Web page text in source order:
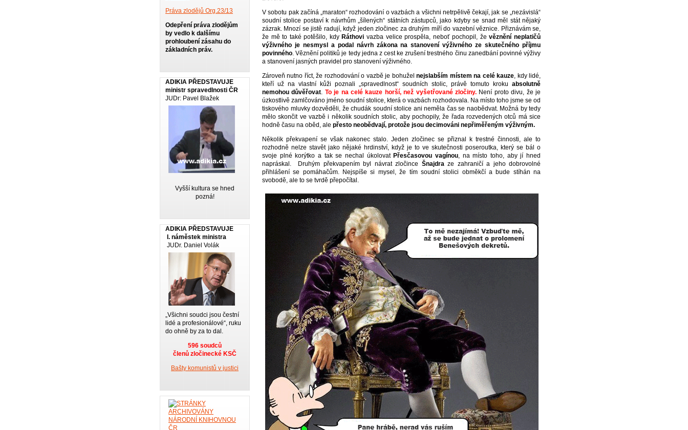
V sobotu pak začíná „maraton“ rozhodování o vazbách a všichni netrpělivě čekají, jak se „nezávislá“
soudní stolice postaví k návrhům „šílených“ státních zástupců, jako kdyby se snad měl stát nějaký
zázrak. Mnozí se jistě radují, když jeden zločinec za druhým míří do vazební věznice. Přiznávám se,
že mě to také potěšilo, kdyRáthovi vazba velice prospěla, neboť pochopil, ževěznění neplatičů
výživného je nesmysl a podal návrh zákona na stanovení výživného ze skutečného příjmu
povinného. Věznění politiků je tedy jedna z cest ke zrušení trestného činu zanedbání povinné výživy
a stanovení jasných pravidel pro stanovení výživného.
Zároveň nutno říct, že rozhodování o vazbě je bohuželnejslabším místem na celé kauze, kdy lidé,
kteří už na vlastní kůži poznali „spravedlnost“ soudních stolic, právě tomuto kroku absolutně
nemohou důvěřovat. To je na celé kauze horší, než vyšetřované zločiny. Není proto divu, že je
úzkostlivě zamlčováno jméno soudní stolice, která o vazbách rozhodovala. Na místo toho jsme se od
tiskového mluvky dozvěděli, že chudák soudní stolice ani neměla čas se naobědvat. Možná by tedy
mělo skončit ve vazbě i několik soudních stolic, aby pochopily, že řada rozvedených otců má sice
hodně času na oběd, ale přesto neobědvají, protože jsou decimováni nepřiměřeným výživným.
Několik překvapení se však nakonec stalo. Jeden zločinec se přiznal k trestné činnosti, ale to
rozhodně nelze stavět jako nějaké hrdinství, když je to ve skutečnosti poseroutka, který se bál o
svoje plné korýtko a tak se nechal úkolovatPřesčasovou vagínou, na místo toho, aby jí hned
napráskal. Druhým překvapením byl návrat zločince Šnajdraze zahraničí a jeho dobrovolné
přihlášení se pomáhačům. Nejspíše si mysel, že tím soudní stolici obměkčí a bude stíhán na
svobodě, ale to se tvrdě přepočítal.
Práva zlodějů Org.23/13
Odepření práva zlodějům
by vedlo k dalšímu
prohloubení zásahu do
základních práv.
ADIKIA PŘEDSTAVUJE
ministr spravedlnosti ČR
JUDr: Pavel Blažek
Vyšší kultura se hned
pozná!
ADIKIA PŘEDSTAVUJE
I. náměstek ministra
JUDr. Daniel Volák
„Všichni soudci jsou čestní
lidé a profesionálové“, ruku
do ohně by za to dal.
596 soudců
členů zločinecké KSČ
Bašty komunistů v justici